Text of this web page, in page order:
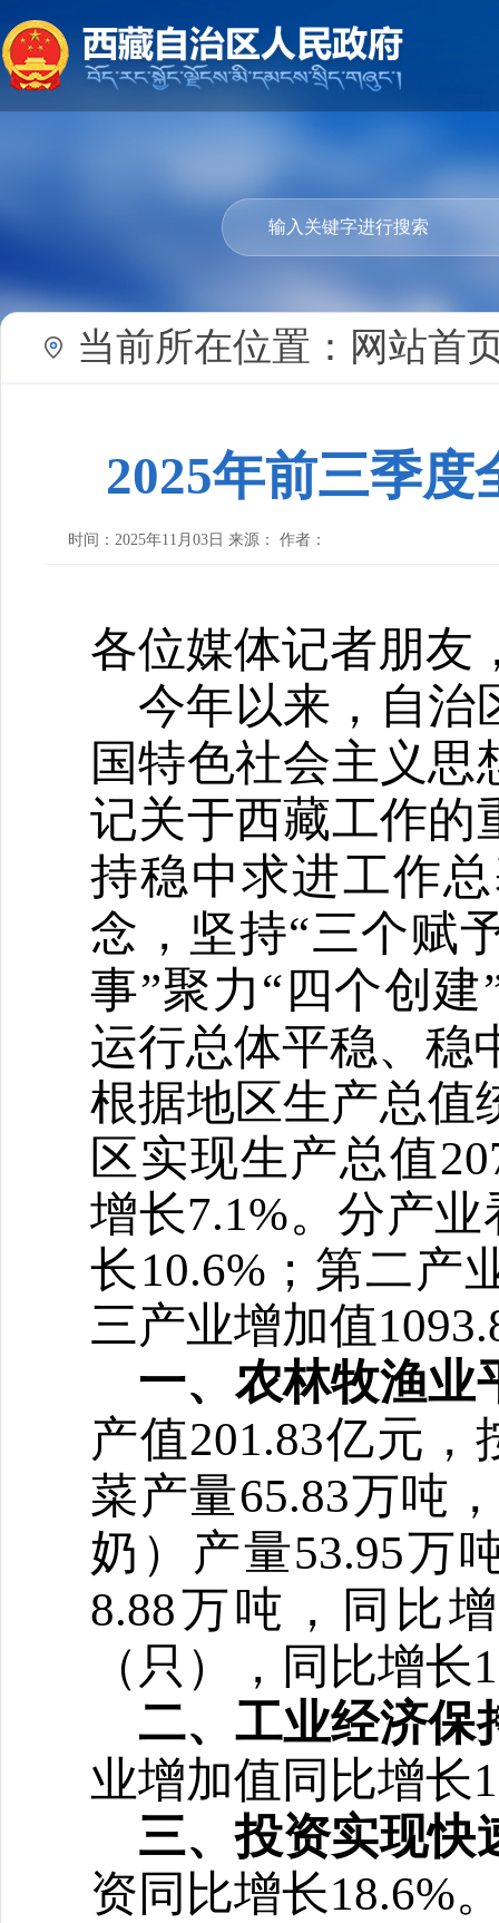
当前所在位置： 网站首
2025年前三季
时间：2025年11月03日 来源： 作者：
各位媒体记者朋友
今年以来，自治
国特色社会主义
记关于西藏工作的
持稳中求进工作
念，坚持“三个赋
事”聚力“四个创
运行总体平稳、稳
根据地区生产总值
区 实现生产总值
增长7.1%。分产业
长10.6%；第二产
三产业增加值
一、农林牧渔业
产值201.83亿元
菜产量65.83万吨
奶）产量53.95万
8.88万吨，同比
（只），同比增长
二、工业经济保
业增加值同比增长
三、投资实现快
资同比增长18.6%